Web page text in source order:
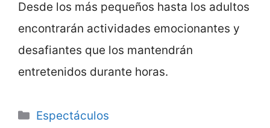
Desde los más pequeños hasta los adultos
encontrarán actividades emocionantes y
desafiantes que los mantendrán
entretenidos durante horas.
Categorie
Espectáculos